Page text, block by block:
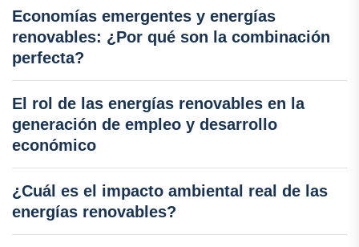
Economías emergentes y energías
renovables: ¿Por qué son la combinación
perfecta?
El rol de las energías renovables en la
generación de empleo y desarrollo
económico
¿Cuál es el impacto ambiental real de las
energías renovables?